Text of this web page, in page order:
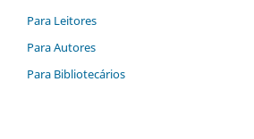
Para Leitores
Para Autores
Para Bibliotecários